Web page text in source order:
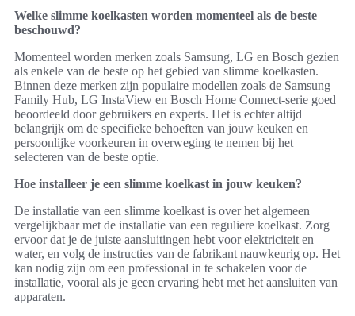
Welke slimme koelkasten worden momenteel als de beste
beschouwd?
Momenteel worden merken zoals Samsung, LG en Bosch gezien
als enkele van de beste op het gebied van slimme koelkasten.
Binnen deze merken zijn populaire modellen zoals de Samsung
Family Hub, LG InstaView en Bosch Home Connect-serie goed
beoordeeld door gebruikers en experts. Het is echter altijd
belangrijk om de specifieke behoeften van jouw keuken en
persoonlijke voorkeuren in overweging te nemen bij het
selecteren van de beste optie.
Hoe installeer je een slimme koelkast in jouw keuken?
De installatie van een slimme koelkast is over het algemeen
vergelijkbaar met de installatie van een reguliere koelkast. Zorg
ervoor dat je de juiste aansluitingen hebt voor elektriciteit en
water, en volg de instructies van de fabrikant nauwkeurig op. Het
kan nodig zijn om een professional in te schakelen voor de
installatie, vooral als je geen ervaring hebt met het aansluiten van
apparaten.